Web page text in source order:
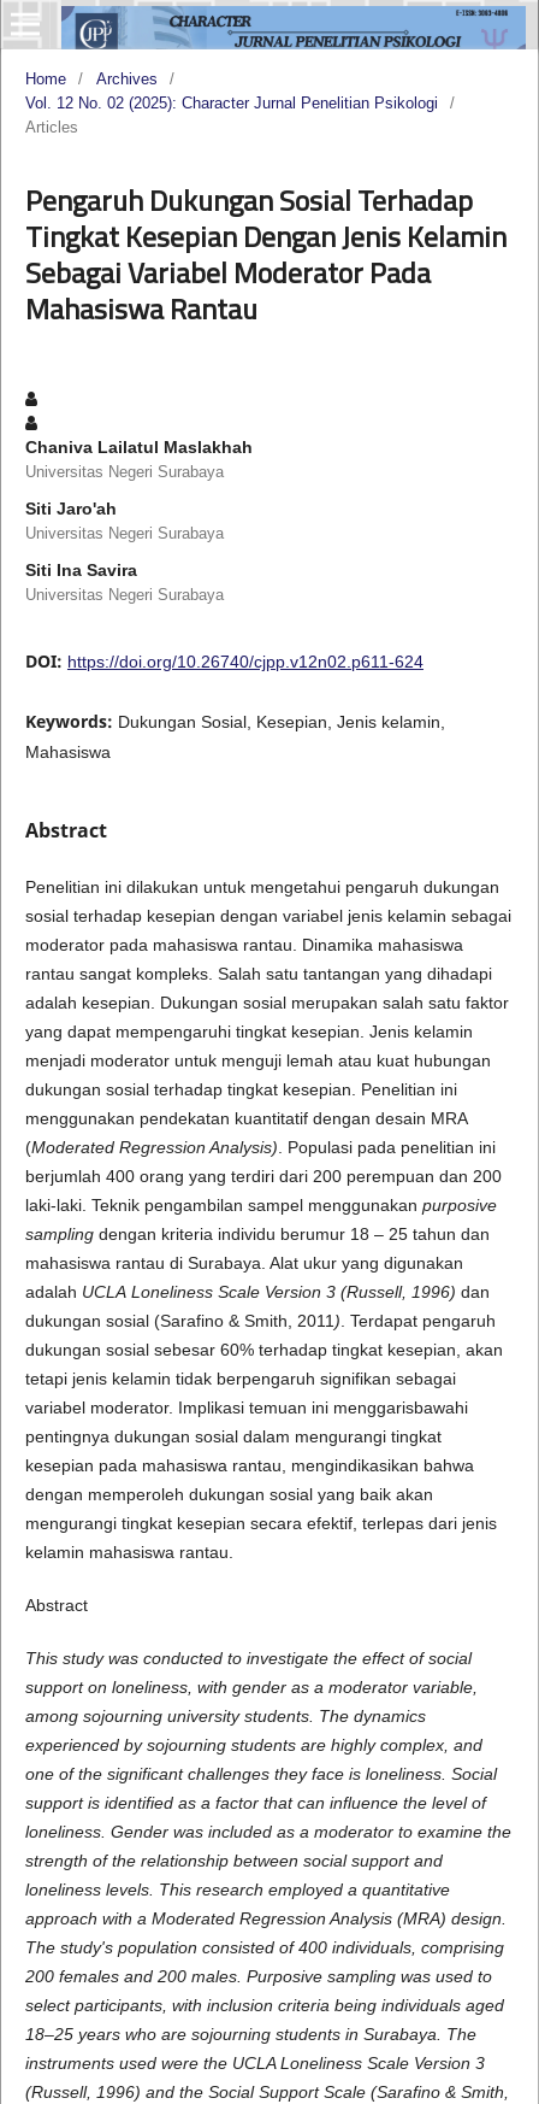
Home / Archives
/
Vol. 12 No. 02 (2025): Character Jurnal Penelitian Psikologi
/
Articles
Pengaruh Dukungan Sosial Terhadap
Tingkat Kesepian Dengan Jenis Kelamin
Sebagai Variabel Moderator Pada
Mahasiswa Rantau
Chaniva Lailatul Maslakhah
Universitas Negeri Surabaya
Siti Jaro'ah
Universitas Negeri Surabaya
Siti Ina Savira
Universitas Negeri Surabaya
DOI: https://doi.org/10.26740/cjpp.v12n02.p611-624
Keywords: Dukungan Sosial, Kesepian, Jenis kelamin,
Mahasiswa
Abstract
Penelitian ini dilakukan untuk mengetahui pengaruh dukungan
sosial terhadap kesepian dengan variabel jenis kelamin sebagai
moderator pada mahasiswa rantau. Dinamika mahasiswa
rantau sangat kompleks. Salah satu tantangan yang dihadapi
adalah kesepian. Dukungan sosial merupakan salah satu faktor
yang dapat mempengaruhi tingkat kesepian. Jenis kelamin
menjadi moderator untuk menguji lemah atau kuat hubungan
dukungan sosial terhadap tingkat kesepian. Penelitian ini
menggunakan pendekatan kuantitatif dengan desain MRA
(Moderated Regression Analysis) . Populasi pada penelitian ini
berjumlah 400 orang yang terdiri dari 200 perempuan dan 200
laki-laki. Teknik pengambilan sampel menggunakan purposive
sampling dengan kriteria individu berumur 18 – 25 tahun dan
mahasiswa rantau di Surabaya. Alat ukur yang digunakan
adalah UCLA Loneliness ScaleVersion 3 (Russell, 1996) dan
dukungan sosial (Sarafino & Smith, 2011 ) . Terdapat pengaruh
dukungan sosial sebesar 60% terhadap tingkat kesepian, akan
tetapi jenis kelamin tidak berpengaruh signifikan sebagai
variabel moderator. Implikasi temuan ini menggarisbawahi
pentingnya dukungan sosial dalam mengurangi tingkat
kesepian pada mahasiswa rantau, mengindikasikan bahwa
dengan memperoleh dukungan sosial yang baik akan
mengurangi tingkat kesepian secara efektif, terlepas dari jenis
kelamin mahasiswa rantau.
Abstract
This study was conducted to investigate the effect of social
support on loneliness, with gender as a moderator variable,
among sojourning university students. The dynamics
experienced by sojourning students are highly complex, and
one of the significant challenges they face is loneliness. Social
support is identified as a factor that can influence the level of
loneliness. Gender was included as a moderator to examine the
strength of the relationship between social support and
loneliness levels. This research employed a quantitative
approach with a Moderated Regression Analysis (MRA) design.
The study's population consisted of 400 individuals, comprising
200 females and 200 males. Purposive sampling was used to
select participants, with inclusion criteria being individuals aged
18–25 years who are sojourning students in Surabaya. The
instruments used were the UCLA Loneliness Scale Version 3
(Russell, 1996) and the Social Support Scale (Sarafino & Smith,